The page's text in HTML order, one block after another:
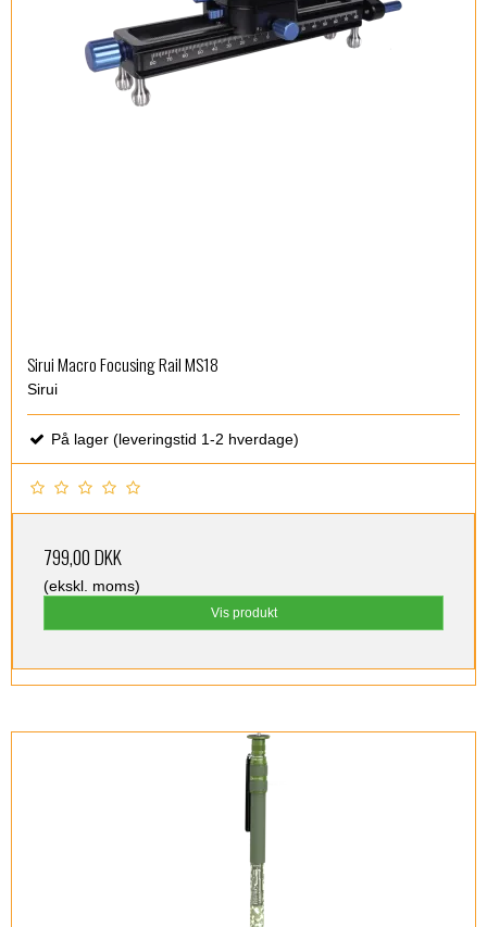
Sirui Macro Focusing Rail MS18
Sirui
På lager (leveringstid 1-2 hverdage)
799,00 DKK
(ekskl. moms)
Vis produkt